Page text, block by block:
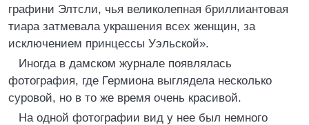
графини Элтсли, чья великолепная бриллиантовая
тиара затмевала украшения всех женщин, за
исключением принцессы Уэльской».
Иногда в дамском журнале появлялась
фотография, где Гермиона выглядела несколько
суровой, но в то же время очень красивой.
На одной фотографии вид у нее был немного